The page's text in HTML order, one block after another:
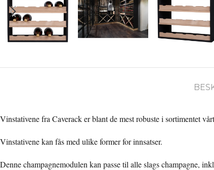
Vinstativene fra Caverack er blant de mest robuste i sortimentet
Vinstativene kan fås med ulike former for innsatser.
Denne champagnemodulen kan passe til alle slags champagne,